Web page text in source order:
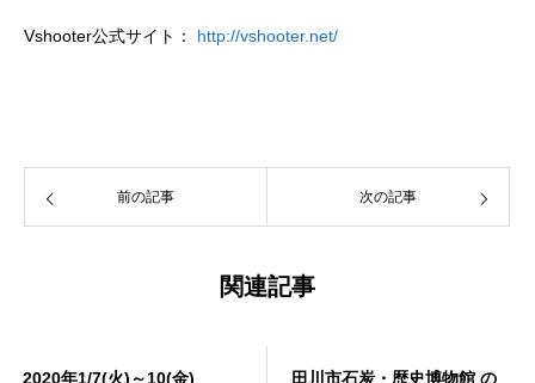
Vshooter公式サイト： http://vshooter.net/
前の記事 次の記事
関連記事
田川市石炭・歴史博物館 の
[プレスリリース] 中部地